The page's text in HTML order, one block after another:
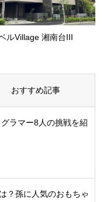
ルVillage 湘南台III
おすすめ記事
ラマー8人の挑戦を紹
？孫に人気のおもちゃ